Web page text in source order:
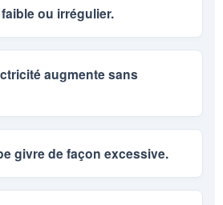
ou irrégulier.
augmente sans
givre de façon excessive.